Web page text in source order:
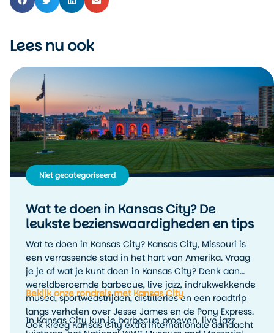
Lees nu ook
Niet gecategoriseerd
Wat te doen in Kansas City? De
leukste bezienswaardigheden en tips
Wat te doen in Kansas City? Kansas City, Missouri is
een verrassende stad in het hart van Amerika. Vraag
je je af wat je kunt doen in Kansas City? Denk aan
wereldberoemde barbecue, live jazz, indrukwekkende
musea, sportwedstrijden, distilleries en een roadtrip
langs verhalen over Jesse James en de Pony Express.
Ook kreeg Kansas City extra internationale aandacht
Bekijk onze rondreis met Kansas City
In Kansas City kun je barbecue proeven, live jazz